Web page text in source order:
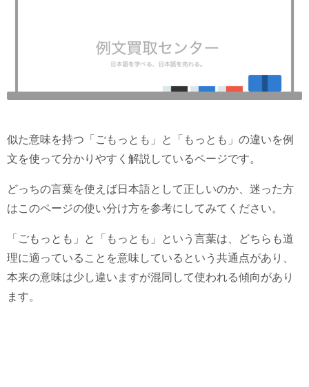
似た意味を持つ「ごもっとも」と「もっとも」の違いを例
文を使って分かりやすく解説しているページです。
どっちの言葉を使えば日本語として正しいのか、迷った方
はこのページの使い分け方を参考にしてみてください。
「ごもっとも」と「もっとも」という言葉は、どちらも道
理に適っていることを意味しているという共通点があり、
本来の意味は少し違いますが混同して使われる傾向があり
ます。